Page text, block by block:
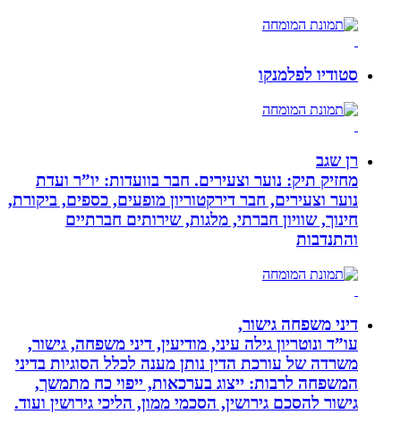
סטודיו לפלמנקו
רן שגב
מחזיק תיק: נוער וצעירים. חבר בוועדות: יו”ר ועדת
נוער וצעירים, חבר דירקטוריון מופעים, כספים, ביקורת,
חינוך, שוויון חברתי, מלגות, שירותים חברתיים
והתנדבות
דיני משפחה גישור,
עו”ד ונוטריון גילה עיני, מודיעין, דיני משפחה, גישור,
משרדה של עורכת הדין נותן מענה לכלל הסוגיות בדיני
המשפחה לרבות: ייצוג בערכאות, ייפוי כח מתמשך,
גישור להסכם גירושין, הסכמי ממון, הליכי גירושין ועוד.